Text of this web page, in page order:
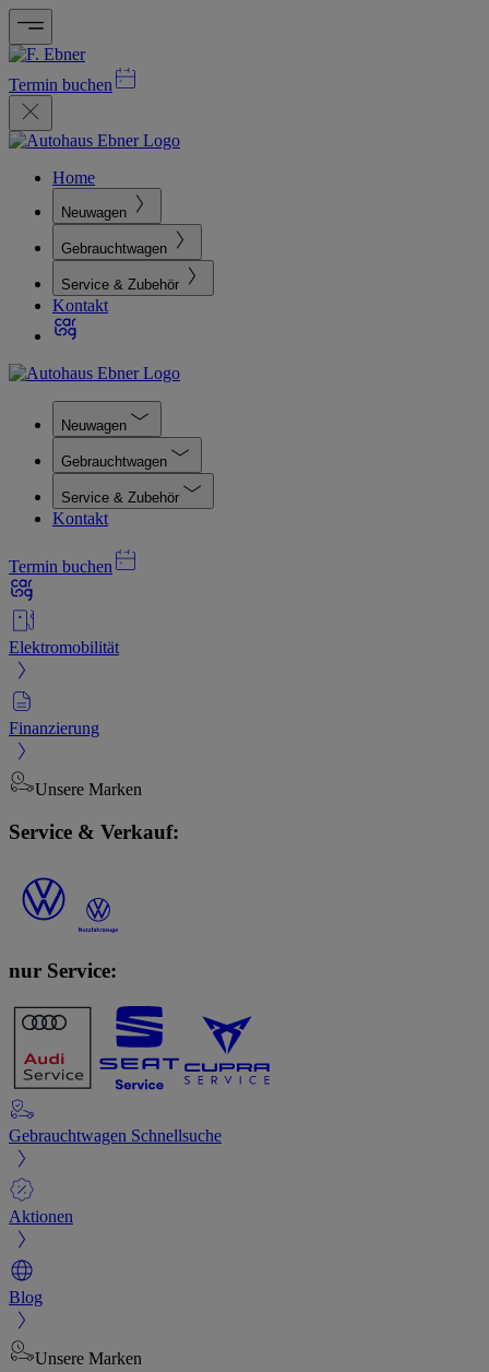
Termin buchen
Home
Neuwagen
Gebrauchtwagen
Service & Zubehör
Kontakt
Neuwagen
Gebrauchtwagen
Service & Zubehör
Kontakt
Termin buchen
Elektromobilität
Finanzierung
Unsere Marken
Service & Verkauf:
nur Service:
Gebrauchtwagen Schnellsuche
Aktionen
Blog
Unsere Marken